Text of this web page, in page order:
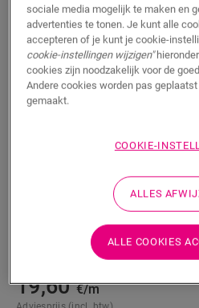
Incizo aluminium
LAMINAAT ACCESSOIRES
ALUMINIUM INCIZO-ONDERPROFIEL
Mooie afwerking
Voor je laminaatvloer
19,60€/m
sociale media mogelijk te maken en
advertenties te tonen. Je kunt alle
accepteren of je kunt je cookie-
cookie-instellingen wijzigen"
cookies zijn noodzakelijk voor de
Andere cookies worden pas
gemaakt.
COOKIE-
ALLES
ALLE COOKIES